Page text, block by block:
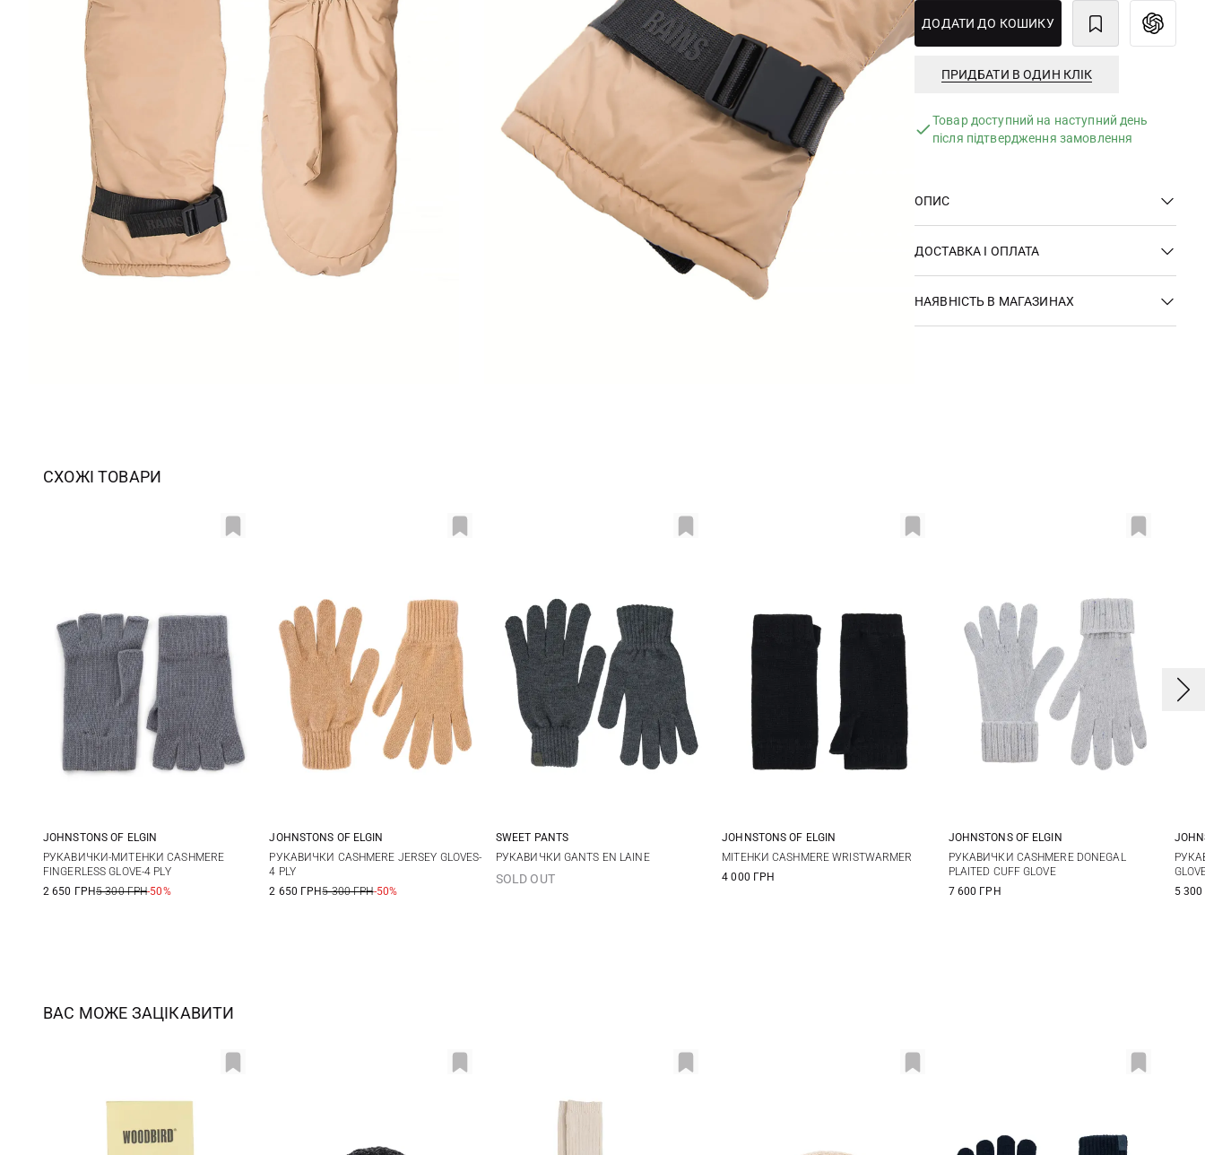
ДОДАТИ ДО КОШИКУ
ПРИДБАТИ В ОДИН КЛІК
Товар доступний на наступний день
після підтвердження замовлення
ОПИС
ДОСТАВКА І ОПЛАТА
НАЯВНІСТЬ В МАГАЗИНАХ
СХОЖІ ТОВАРИ
One size
JOHNSTONS OF ELGIN
РУКАВИЧКИ-МИТЕНКИ CASHMERE
FINGERLESS GLOVE-4 PLY
2 650 ГРН5 300 ГРН-50%
One size
JOHNSTONS OF ELGIN
РУКАВИЧКИ CASHMERE JERSEY GLOVES-
4 PLY
2 650 ГРН5 300 ГРН-50%
One size
SWEET PANTS
РУКАВИЧКИ GANTS EN LAINE
SOLD OUT
One size
JOHNSTONS OF ELGIN
МІТЕНКИ CASHMERE WRISTWARMER
4 000 ГРН
55
JOHNSTONS OF ELGIN
РУКАВИЧКИ CASHMERE DONEGAL
PLAITED CUFF GLOVE
7 600 ГРН
5
ВАС МОЖЕ ЗАЦІКАВИТИ